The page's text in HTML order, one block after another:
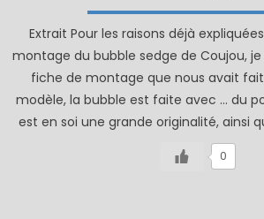
Extrait Pour les raisons déjà
montage du bubble sedge de Coujou,
fiche de montage que nous avait fait
modèle, la bubble est faite avec … du
est en soi une grande originalité, ainsi
0